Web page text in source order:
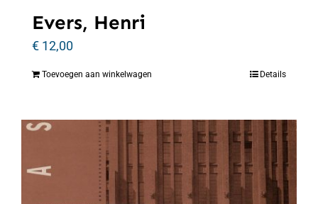
Evers, Henri
€ 12,00
Toevoegen aan winkelwagen Details